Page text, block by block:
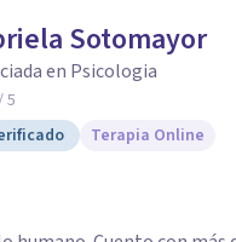
Sotomayor
en Psicologia
5
Terapia Online